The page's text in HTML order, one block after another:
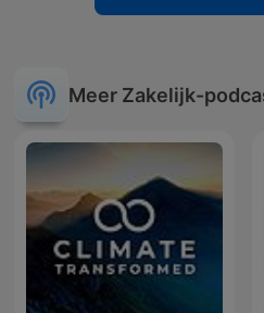
Meer Zakelijk-